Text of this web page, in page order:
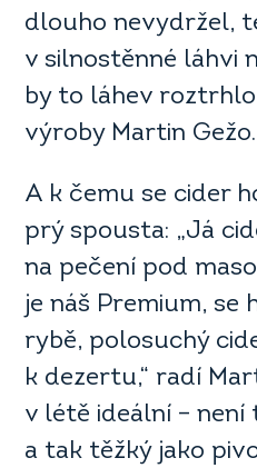
dlouho nevydržel,
v silnostěnné láhvi
by to láhev
výroby Martin Gežo.
A k čemu se cider
prý spousta: „Já
na pečení pod
je náš Premium, se
rybě, polosuchý
k dezertu,“ radí
v létě ideální – není
a tak těžký jako